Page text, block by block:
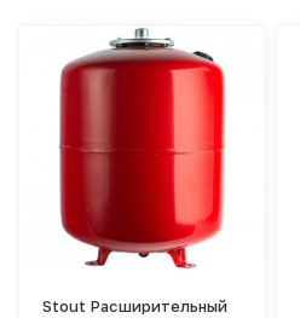
Stout Расширительный